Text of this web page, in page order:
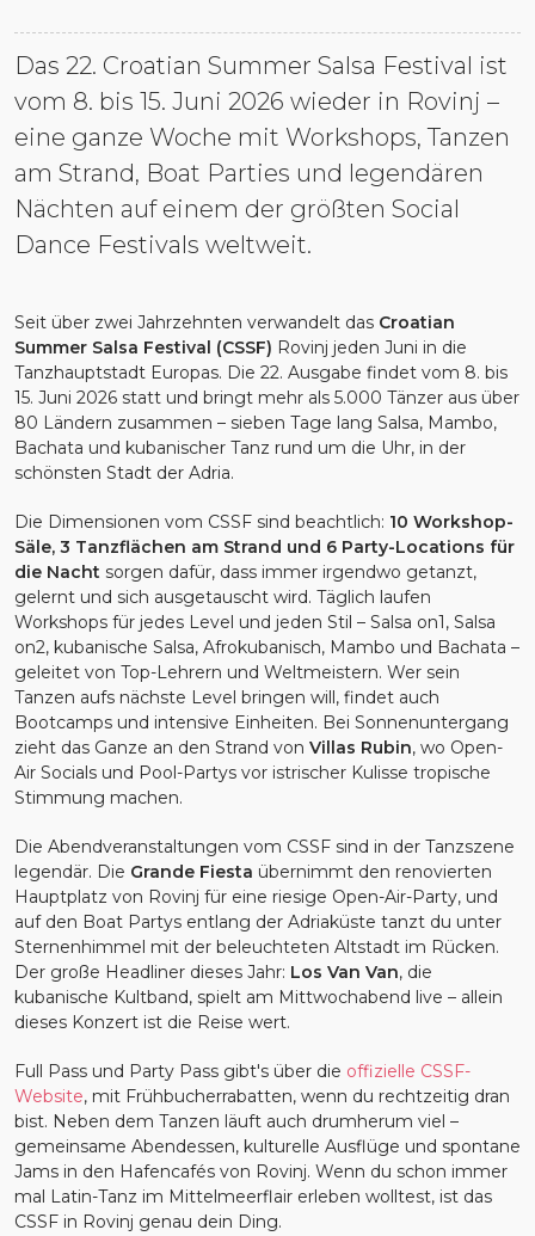
Das 22. Croatian Summer Salsa Festival ist
vom 8. bis 15. Juni 2026 wieder in Rovinj –
eine ganze Woche mit Workshops, Tanzen
am Strand, Boat Parties und legendären
Nächten auf einem der größten Social
Dance Festivals weltweit.
Seit über zwei Jahrzehnten verwandelt das Croatian
Summer Salsa Festival (CSSF) Rovinj jeden Juni in die
Tanzhauptstadt Europas. Die 22. Ausgabe findet vom 8. bis
15. Juni 2026 statt und bringt mehr als 5.000 Tänzer aus über
80 Ländern zusammen – sieben Tage lang Salsa, Mambo,
Bachata und kubanischer Tanz rund um die Uhr, in der
schönsten Stadt der Adria.
Die Dimensionen vom CSSF sind beachtlich: 10 Workshop-
Säle, 3 Tanzflächen am Strand und 6 Party-Locations für
die Nacht sorgen dafür, dass immer irgendwo getanzt,
gelernt und sich ausgetauscht wird. Täglich laufen
Workshops für jedes Level und jeden Stil – Salsa on1, Salsa
on2, kubanische Salsa, Afrokubanisch, Mambo und Bachata –
geleitet von Top-Lehrern und Weltmeistern. Wer sein
Tanzen aufs nächste Level bringen will, findet auch
Bootcamps und intensive Einheiten. Bei Sonnenuntergang
zieht das Ganze an den Strand von Villas Rubin, wo Open-
Air Socials und Pool-Partys vor istrischer Kulisse tropische
Stimmung machen.
Die Abendveranstaltungen vom CSSF sind in der Tanzszene
legendär. Die Grande Fiesta übernimmt den renovierten
Hauptplatz von Rovinj für eine riesige Open-Air-Party, und
auf den Boat Partys entlang der Adriaküste tanzt du unter
Sternenhimmel mit der beleuchteten Altstadt im Rücken.
Der große Headliner dieses Jahr: Los Van Van, die
kubanische Kultband, spielt am Mittwochabend live – allein
dieses Konzert ist die Reise wert.
Full Pass und Party Pass gibt's über die offizielle CSSF-
Website, mit Frühbucherrabatten, wenn du rechtzeitig dran
bist. Neben dem Tanzen läuft auch drumherum viel –
gemeinsame Abendessen, kulturelle Ausflüge und spontane
Jams in den Hafencafés von Rovinj. Wenn du schon immer
mal Latin-Tanz im Mittelmeerflair erleben wolltest, ist das
CSSF in Rovinj genau dein Ding.